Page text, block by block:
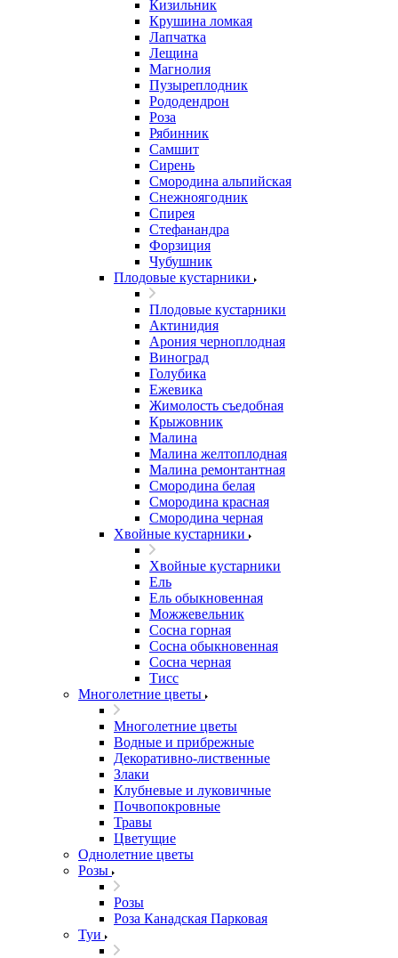
Кизильник
Крушина ломкая
Лапчатка
Лещина
Магнолия
Пузыреплодник
Рододендрон
Роза
Рябинник
Самшит
Сирень
Смородина альпийская
Снежноягодник
Спирея
Стефанандра
Форзиция
Чубушник
Плодовые кустарники
Плодовые кустарники
Актинидия
Арония черноплодная
Виноград
Голубика
Ежевика
Жимолость съедобная
Крыжовник
Малина
Малина желтоплодная
Малина ремонтантная
Смородина белая
Смородина красная
Смородина черная
Хвойные кустарники
Хвойные кустарники
Ель
Ель обыкновенная
Можжевельник
Сосна горная
Сосна обыкновенная
Сосна черная
Тисс
Многолетние цветы
Многолетние цветы
Водные и прибрежные
Декоративно-лиственные
Злаки
Клубневые и луковичные
Почвопокровные
Травы
Цветущие
Однолетние цветы
Розы
Розы
Роза Канадская Парковая
Туи